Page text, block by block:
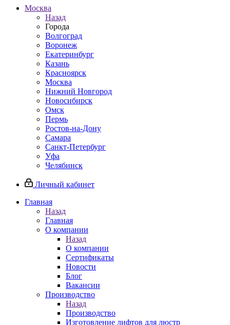
Москва
Назад
Города
Волгоград
Воронеж
Екатеринбург
Казань
Красноярск
Москва
Нижний Новгород
Новосибирск
Омск
Пермь
Ростов-на-Дону
Самара
Санкт-Петербург
Уфа
Челябинск
Личный кабинет
Главная
Назад
Главная
О компании
Назад
О компании
Сертификаты
Новости
Блог
Вакансии
Производство
Назад
Производство
Изготовление лифтов для люстр